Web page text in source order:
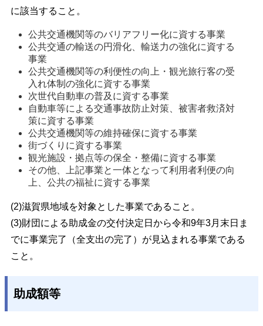
に該当すること。
公共交通機関等のバリアフリー化に資する事業
公共交通の輸送の円滑化、輸送力の強化に資する
事業
公共交通機関等の利便性の向上・観光旅行客の受
入れ体制の強化に資する事業
次世代自動車の普及に資する事業
自動車等による交通事故防止対策、被害者救済対
策に資する事業
公共交通機関等の維持確保に資する事業
街づくりに資する事業
観光施設・拠点等の保全・整備に資する事業
その他、上記事業と一体となって利用者利便の向
上、公共の福祉に資する事業
(2)滋賀県地域を対象とした事業であること。
(3)財団による助成金の交付決定日から令和9年3月末日ま
でに事業完了（全支出の完了）が見込まれる事業である
こと。
助成額等